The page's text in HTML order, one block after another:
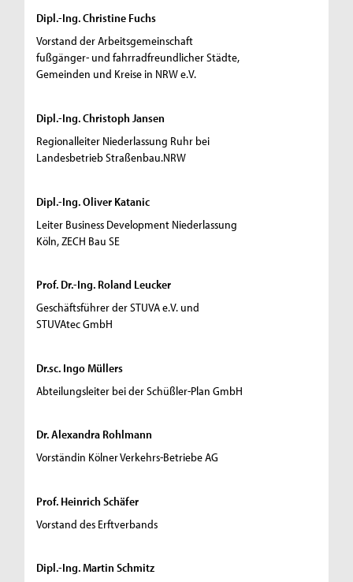
Dipl.-Ing. Christine Fuchs
Vorstand der Arbeitsgemeinschaft
fußgänger- und fahrradfreundlicher Städte,
Gemeinden und Kreise in NRW e.V.
Dipl.-Ing. Christoph Jansen
Regionalleiter Niederlassung Ruhr bei
Landesbetrieb Straßenbau.NRW
Dipl.-Ing. Oliver Katanic
Leiter Business Development Niederlassung
Köln, ZECH Bau SE
Prof. Dr.-Ing. Roland Leucker
Geschäftsführer der STUVA e.V. und
STUVAtec GmbH
Dr.sc. Ingo Müllers
Abteilungsleiter bei der Schüßler-Plan GmbH
Dr. Alexandra Rohlmann
Vorständin Kölner Verkehrs-Betriebe AG
Prof. Heinrich Schäfer
Vorstand des Erftverbands
Dipl.-Ing. Martin Schmitz